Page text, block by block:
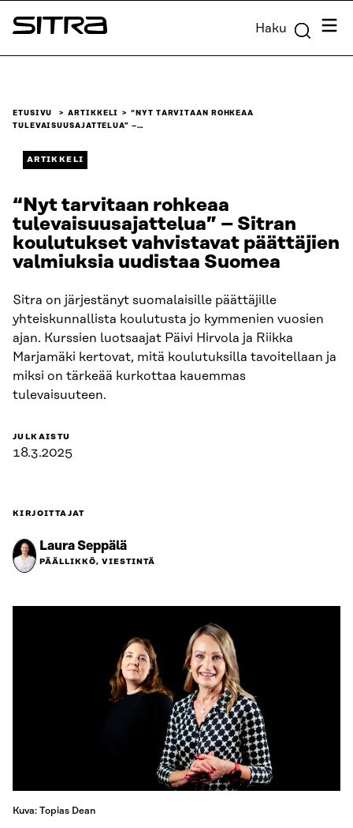
Siirry
suoraan
Sitra Haku
ETUSIVU ARTIKKELI
“NYT TARVITAAN ROHKEAA
TULEVAISUUSAJATTELUA” –…
ARTIKKELI
“Nyt tarvitaan rohkeaa
tulevaisuusajattelua” – Sitran
koulutukset vahvistavat päättäjien
valmiuksia uudistaa Suomea
Sitra on järjestänyt suomalaisille päättäjille
yhteiskunnallista koulutusta jo kymmenien vuosien
ajan. Kurssien luotsaajat Päivi Hirvola ja Riikka
Marjamäki kertovat, mitä koulutuksilla tavoitellaan ja
miksi on tärkeää kurkottaa kauemmas
tulevaisuuteen.
JULKAISTU
18.3.2025
KIRJOITTAJAT
Laura Seppälä
PÄÄLLIKKÖ, VIESTINTÄ
Kuva: Topias Dean